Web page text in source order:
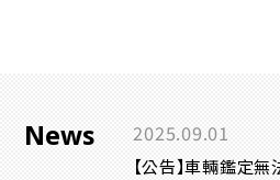
News 2025.09.01
【公告】車輛鑑定